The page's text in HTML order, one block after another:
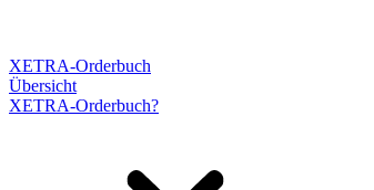
XETRA-Orderbuch
Übersicht
XETRA-Orderbuch?